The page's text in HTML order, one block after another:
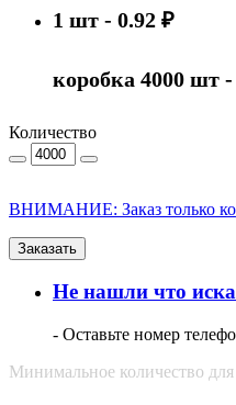
1 шт - 0.92 ₽
коробка 4000 шт -
Количество
ВНИМАНИЕ: Заказ только
Заказать
Не нашли что
- Оставьте номер
Минимальное количество для